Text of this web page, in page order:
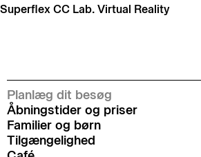
Superflex CC Lab. Virtual Reality
Planlæg dit besøg
Åbningstider og priser
Familier og børn
Tilgængelighed